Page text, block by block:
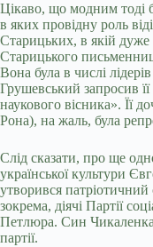
Цікаво, що модним тоді
в яких провідну роль
Старицьких, в якій
Старицького
Вона була в числі лідерів
Грушевський запросив
наукового вісника». Її
Рона), на жаль, була
Слід сказати, про ще
української культури
утворився
зокрема, діячі Партії
Петлюра. Син Чикаленка
партії.